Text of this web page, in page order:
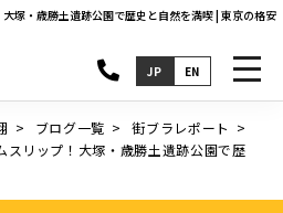
塚・歳勝土遺跡公園で歴史と自然を満喫 | 東京の格安
JP EN
ブログ一覧
街ブラレポート
スリップ！大塚・歳勝土遺跡公園で歴